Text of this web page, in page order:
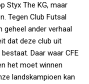
Styx The KG, maar
Tegen Club Futsal
geheel ander verhaal
dat deze club uit
Daar waar CFE
het moet winnen
landskampioen kan